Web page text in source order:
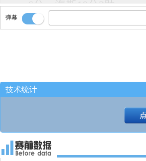
6分、海斯10分3助
茂茂 看看本场数据！！
比赛结束！
茂茂 布伦森接球不投了
第二罚进[尼克斯105-113
弹幕
技术统计